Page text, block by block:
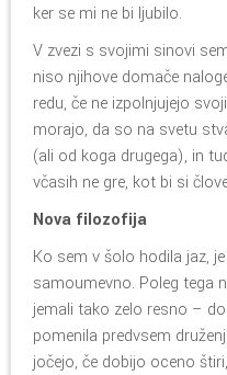
ker se mi ne bi ljubilo.
V zvezi s svojimi sinovi
niso njihove domače
redu, če ne izpolnjujejo
morajo, da so na svetu
(ali od koga drugega), in
včasih ne gre, kot bi si
Nova filozofija
Ko sem v šolo hodila jaz,
samoumevno. Poleg tega
jemali tako zelo resno –
pomenila predvsem
jočejo, če dobijo oceno